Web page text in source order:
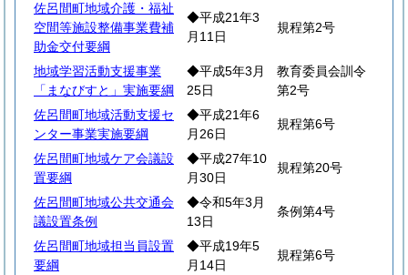
佐呂間町地域介護・福祉
空間等施設整備事業費補
助金交付要綱
◆平成21年3
月11日
規程第2号
地域学習活動支援事業
「まなびすと」実施要綱
◆平成5年3月
25日
教育委員会訓令
第2号
佐呂間町地域活動支援セ
ンター事業実施要綱
◆平成21年6
月26日
規程第6号
佐呂間町地域ケア会議設
置要綱
◆平成27年10
月30日
規程第20号
佐呂間町地域公共交通会
議設置条例
◆令和5年3月
13日
条例第4号
佐呂間町地域担当員設置
要綱
◆平成19年5
月14日
規程第6号